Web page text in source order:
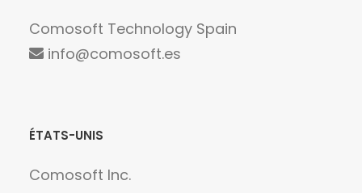
Comosoft Technology Spain
info@comosoft.es
ÉTATS-UNIS
Comosoft Inc.